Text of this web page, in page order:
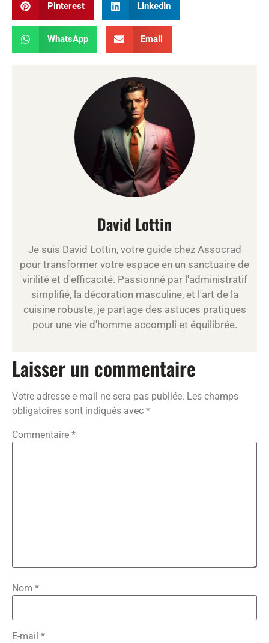
Pinterest LinkedIn
WhatsApp Email
David Lottin
Je suis David Lottin, votre guide chez Assocrad
pour transformer votre espace en un sanctuaire de
virilité et d'efficacité. Passionné par l'administratif
simplifié, la décoration masculine, et l'art de la
cuisine robuste, je partage des astuces pratiques
pour une vie d'homme accompli et équilibrée.
Laisser un commentaire
Votre adresse e-mail ne sera pas publiée. Les champs
obligatoires sont indiqués avec *
Commentaire *
Nom *
E-mail *